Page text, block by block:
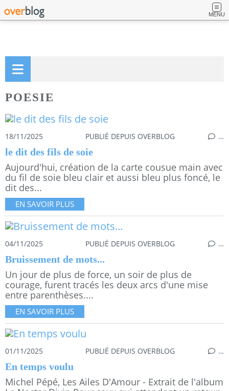
MENU
POESIE
18/11/2025 PUBLIÉ DEPUIS OVERBLOG …
le dit des fils de soie
Aujourd'hui, création de la carte cousue main avec
du fil de soie bleu clair et aussi bleu plus foncé, le
dit des...
EN SAVOIR PLUS
04/11/2025 PUBLIÉ DEPUIS OVERBLOG …
Bruissement de mots...
Un jour de plus de force, un soir de plus de
courage, furent tracés les deux arcs d'une mise
entre parenthèses....
EN SAVOIR PLUS
01/11/2025 PUBLIÉ DEPUIS OVERBLOG …
En temps voulu
Michel Pépé, Les Ailes D'Amour - Extrait de l'album